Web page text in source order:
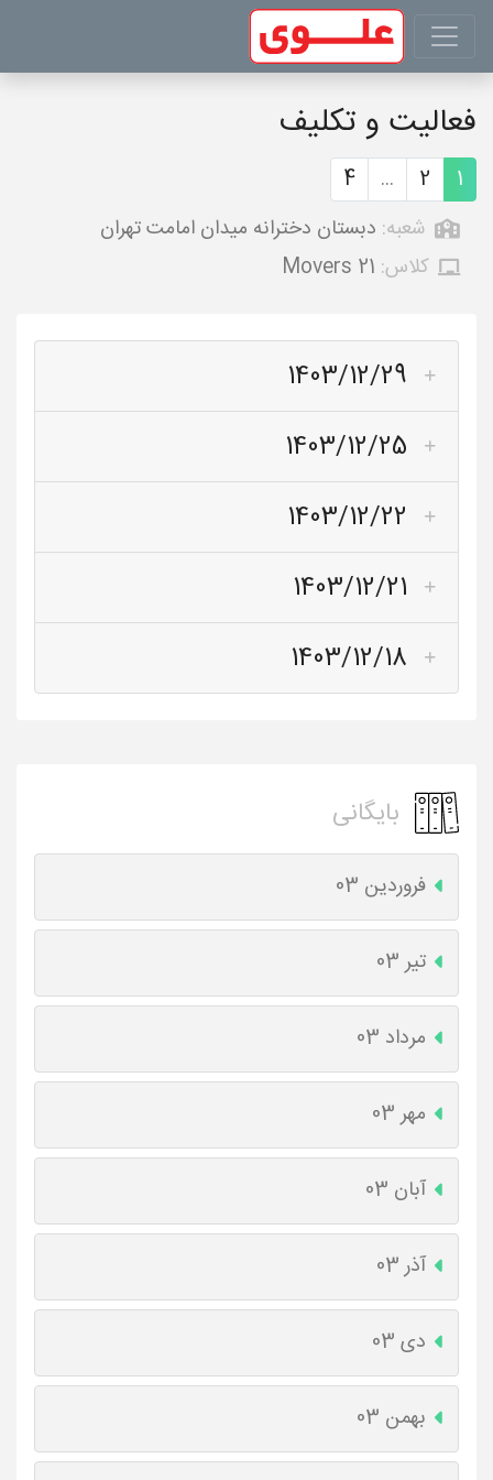
فعالیت و تکلیف
1
2
...
4
شعبه: دبستان دخترانه میدان امامت تهران
کلاس: Movers 21
1403/12/29
1403/12/25
1403/12/22
1403/12/21
1403/12/18
بایگانی
فروردین 03
تیر 03
مرداد 03
مهر 03
آبان 03
آذر 03
دی 03
بهمن 03